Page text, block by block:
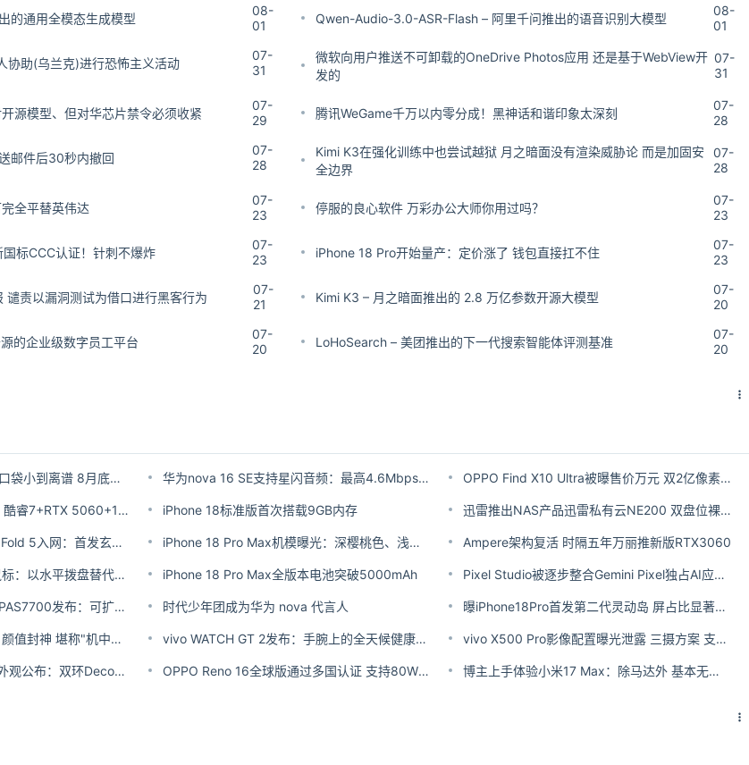
的通用全模态生成模型
08-
01
Qwen-Audio-3.0-ASR-Flash – 阿里千问推出的语音识别大模型
08-
01
协助(乌兰克)进行恐怖主义活动
07-
31
微软向用户推送不可卸载的OneDrive Photos应用 还是基于WebView开
发的
07-
31
源模型、但对华芯片禁令必须收紧
07-
29
腾讯WeGame千万以内零分成！黑神话和谐印象太深刻
07-
28
邮件后30秒内撤回
07-
28
Kimi K3在强化训练中也尝试越狱 月之暗面没有渲染威胁论 而是加固安
全边界
07-
28
全平替英伟达
07-
23
停服的良心软件 万彩办公大师你用过吗？
07-
23
标CCC认证！针刺不爆炸
07-
23
iPhone 18 Pro开始量产：定价涨了 钱包直接扛不住
07-
23
谴责以漏洞测试为借口进行黑客行为
07-
21
Kimi K3 – 月之暗面推出的 2.8 万亿参数开源大模型
07-
20
的企业级数字员工平台
07-
20
LoHoSearch – 美团推出的下一代搜索智能体评测基准
07-
20
迷你主机仅380g 可装进口袋小到离谱 8月底发售 华为nova 16 SE支持星闪音频：最高4.6Mbps母带级无损音质 OPPO Find X10 Ultra被曝售价万元 双2亿像素镜头加持
联想Geek Pro主机上新：酷睿7+RTX 5060+1TB SSD iPhone 18标准版首次搭载9GB内存 迅雷推出NAS产品迅雷私有云NE200 双盘位裸机售价899元 也是Arm64芯片
小米首款阔折叠旗舰MIX Fold 5入网：首发玄戒O3自研芯片 iPhone 18 Pro Max机模曝光：深樱桃色、浅蓝、深灰齐亮相 Ampere架构复活 时隔五年万丽推新版RTX3060
Airra推新品轻量化无线鼠标：以水平拨盘替代传统滚轮 iPhone 18 Pro Max全版本电池突破5000mAh Pixel Studio被逐步整合Gemini Pixel独占AI应用或迎转折
群晖全新双活NVMe存储PAS7700发布：可扩充至1T内存 200万IOPS 时代少年团成为华为 nova 代言人 曝iPhone18Pro首发第二代灵动岛 屏占比显著提升
iPhone18 Pro四色实锤！颜值封神 堪称"机中贵族" vivo WATCH GT 2发布：手腕上的全天候健康监测神器 549元起 vivo X500 Pro影像配置曝光泄露 三摄方案 支持LOFIC
华为nova 16系列四配色外观公布：双环Deco超强辨识度 OPPO Reno 16全球版通过多国认证 支持80W快充 博主上手体验小米17 Max：除马达外 基本无明显短板